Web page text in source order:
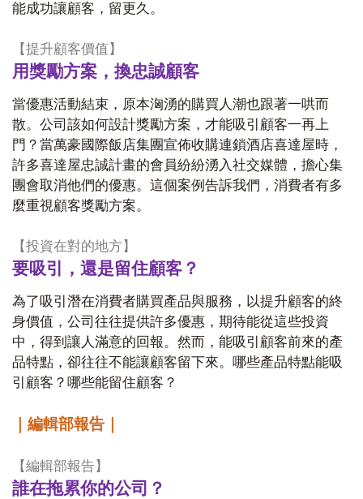
能成功讓顧客，留更久。
【提升顧客價值】
用獎勵方案，換忠誠顧客
當優惠活動結束，原本洶湧的購買人潮也跟著一哄而
散。公司該如何設計獎勵方案，才能吸引顧客一再上
門？當萬豪國際飯店集團宣佈收購連鎖酒店喜達屋時，
許多喜達屋忠誠計畫的會員紛紛湧入社交媒體，擔心集
團會取消他們的優惠。這個案例告訴我們，消費者有多
麼重視顧客獎勵方案。
【投資在對的地方】
要吸引，還是留住顧客？
為了吸引潛在消費者購買產品與服務，以提升顧客的終
身價值，公司往往提供許多優惠，期待能從這些投資
中，得到讓人滿意的回報。然而，能吸引顧客前來的產
品特點，卻往往不能讓顧客留下來。哪些產品特點能吸
引顧客？哪些能留住顧客？
｜編輯部報告｜
【編輯部報告】
誰在拖累你的公司？